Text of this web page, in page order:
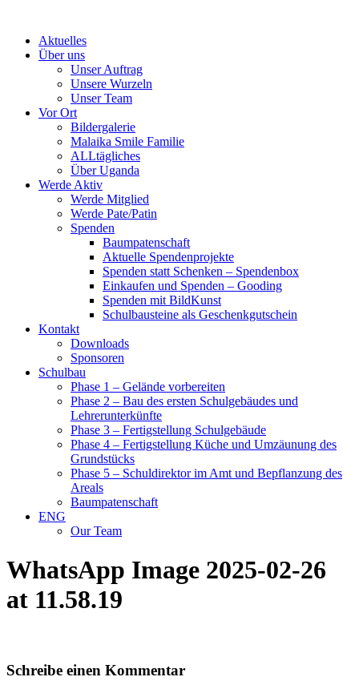
contentAktuelles
Über uns
Unser Auftrag
Unsere Wurzeln
Unser Team
Vor Ort
Bildergalerie
Malaika Smile Familie
ALLtägliches
Über Uganda
Werde Aktiv
Werde Mitglied
Werde Pate/Patin
Spenden
Baumpatenschaft
Aktuelle Spendenprojekte
Spenden statt Schenken – Spendenbox
Einkaufen und Spenden – Gooding
Spenden mit BildKunst
Schulbausteine als Geschenkgutschein
Kontakt
Downloads
Sponsoren
Schulbau
Phase 1 – Gelände vorbereiten
Phase 2 – Bau des ersten Schulgebäudes und
Lehrerunterkünfte
Phase 3 – Fertigstellung Schulgebäude
Phase 4 – Fertigstellung Küche und Umzäunung des
Grundstücks
Phase 5 – Schuldirektor im Amt und Bepflanzung des
Areals
Baumpatenschaft
ENG
Our Team
WhatsApp Image 2025-02-26
at 11.58.19
Schreibe einen Kommentar